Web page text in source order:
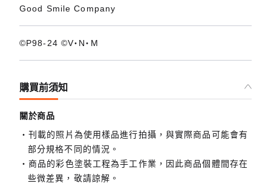
Good Smile Company
©P98-24 ©V・N・M
購買前須知
關於商品
刊載的照片為使用樣品進行拍攝，與實際商品可能會有
部分規格不同的情況。
商品的彩色塗裝工程為手工作業，因此商品個體間存在
些微差異，敬請諒解。